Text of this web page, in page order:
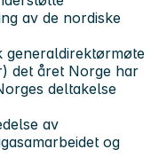
av de nordiske
generaldirektørmøte
det året Norge har
deltakelse
av
og